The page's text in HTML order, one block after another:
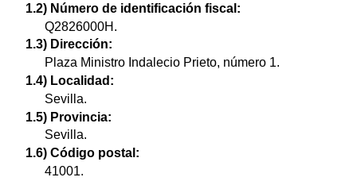
1.2) Número de identificación fiscal:
Q2826000H.
1.3) Dirección:
Plaza Ministro Indalecio Prieto, número 1.
1.4) Localidad:
Sevilla.
1.5) Provincia:
Sevilla.
1.6) Código postal:
41001.